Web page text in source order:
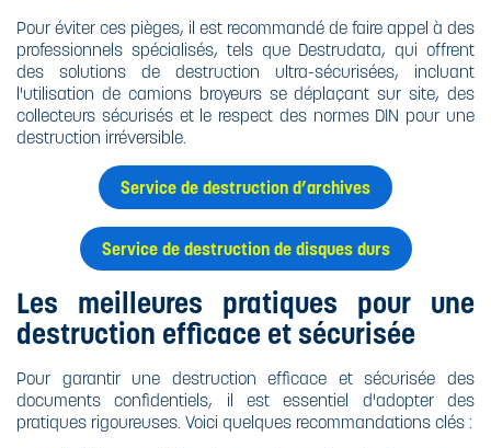
Pour éviter ces pièges, il est recommandé de faire appel à des
professionnels spécialisés, tels que Destrudata, qui offrent
des solutions de destruction ultra-sécurisées, incluant
l'utilisation de camions broyeurs se déplaçant sur site, des
collecteurs sécurisés et le respect des normes DIN pour une
destruction irréversible.​
Service de destruction d’archives
Service de destruction de disques durs
Les meilleures pratiques pour une
destruction efficace et sécurisée
Pour garantir une destruction efficace et sécurisée des
documents confidentiels, il est essentiel d'adopter des
pratiques rigoureuses. Voici quelques recommandations clés :​